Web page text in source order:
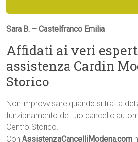
Sara B. – Castelfranco Emilia
Affidati ai veri
assistenza Cardin
Storico
Non improvvisare quando si tratta
funzionamento del tuo cancello
Centro Storico.
ConAssistenzaCancelliModena.com